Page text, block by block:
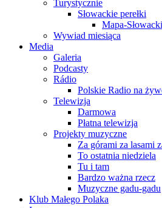
Turystycznie
Słowackie perełki
Mapa-
Wywiad miesiąca
Media
Galeria
Podcasty
Rádio
Polskie Radio na
Telewizja
Darmowa
Płatna telewizja
Projekty muzyczne
Za górami za lasami
To ostatnia niedziela
Tu i tam
Bardzo ważna rzecz
Muzyczne gadu-gadu
Klub Małego Polaka